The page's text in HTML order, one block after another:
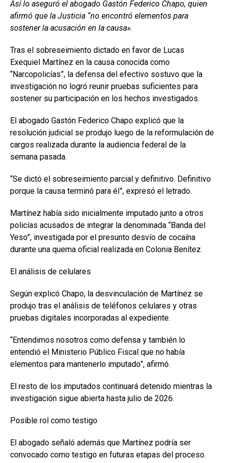
Así lo aseguró el abogado Gastón Federico Chapo, quien
afirmó que la Justicia “no encontró elementos para
sostener la acusación en la causa».
Tras el sobreseimiento dictado en favor de Lucas
Exequiel Martínez en la causa conocida como
“Narcopolicías”, la defensa del efectivo sostuvo que la
investigación no logró reunir pruebas suficientes para
sostener su participación en los hechos investigados.
El abogado Gastón Federico Chapo explicó que la
resolución judicial se produjo luego de la reformulación de
cargos realizada durante la audiencia federal de la
semana pasada.
“Se dictó el sobreseimiento parcial y definitivo. Definitivo
porque la causa terminó para él”, expresó el letrado.
Martínez había sido inicialmente imputado junto a otros
policías acusados de integrar la denominada “Banda del
Yeso”, investigada por el presunto desvío de cocaína
durante una quema oficial realizada en Colonia Benítez.
El análisis de celulares
Según explicó Chapo, la desvinculación de Martínez se
produjo tras el análisis de teléfonos celulares y otras
pruebas digitales incorporadas al expediente.
“Entendimos nosotros como defensa y también lo
entendió el Ministerio Público Fiscal que no había
elementos para mantenerlo imputado”, afirmó.
El resto de los imputados continuará detenido mientras la
investigación sigue abierta hasta julio de 2026.
Posible rol como testigo
El abogado señaló además que Martínez podría ser
convocado como testigo en futuras etapas del proceso.